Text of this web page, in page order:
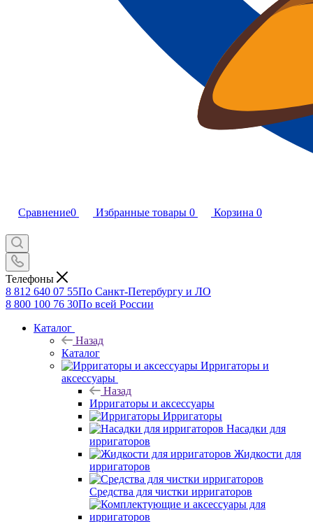
Сравнение0 Избранные товары 0 Корзина 0
Телефоны
8 812 640 07 55По Санкт-Петербургу и ЛО
8 800 100 76 30По всей России
Каталог
Назад
Каталог
Ирригаторы и
аксессуары
Назад
Ирригаторы и аксессуары
Ирригаторы
Насадки для
ирригаторов
Жидкости для
ирригаторов
Средства для чистки ирригаторов